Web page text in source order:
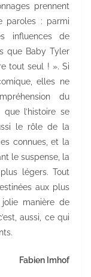
prennent
paroles : parmi
influences de
que Baby Tyler
tout seul ! ». Si
elles ne
du
l’histoire se
le rôle de la
connues, et la
le suspense, la
légers. Tout
aux plus
manière de
aussi, ce qui
Fabien Imhof